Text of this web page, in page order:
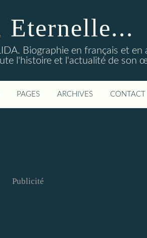
Eternelle...
Biographie en français et en
l'histoire et l'actualité de son
PAGES ARCHIVES CONTACT
Publicité